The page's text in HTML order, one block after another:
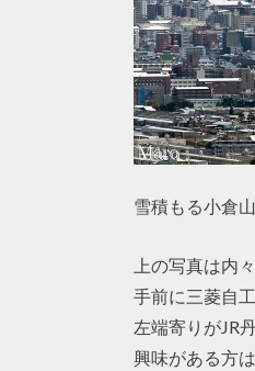
雪積もる小倉
上の写真は内
手前に三菱自
左端寄りがJR
興味がある方